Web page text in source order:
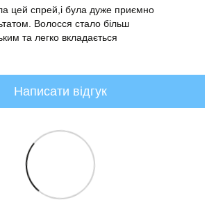
цей спрей,і була дуже приємно
Волосся стало більш
та легко вкладається
Написати відгук